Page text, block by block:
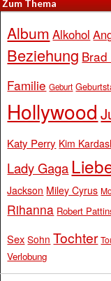
Zum Thema
Album Alkohol
Beziehung
Familie Geburt
Hollywood
Katy Perry Kim
Lady Gaga
Jackson Miley Cyrus
Rihanna Robert
Sex Sohn Tochter
Verlobung